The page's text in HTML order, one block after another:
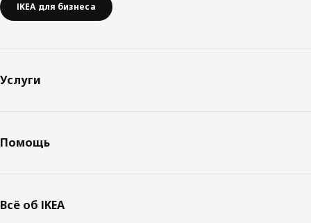
IKEA для бизнеса
Услуги
Помощь
Всё об IKEA